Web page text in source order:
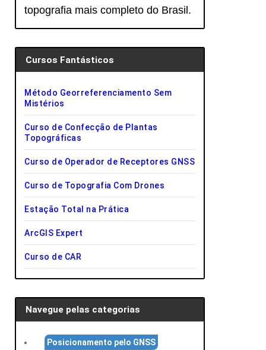
topografia mais completo do Brasil.
Cursos Fantásticos
Método Georreferenciamento Sem
Mistérios
Curso de Confecção de Plantas
Topográficas
Curso de Operador de Receptores GNSS
Curso de Topografia Com Drones
Estação Total na Prática
ArcGIS Expert
Curso de CAR
Navegue pelas categorias
Posicionamento pelo GNSS